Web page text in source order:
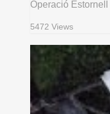
Operació Estornell
5472 Views